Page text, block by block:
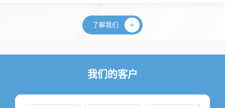
了解我们
我们的客户